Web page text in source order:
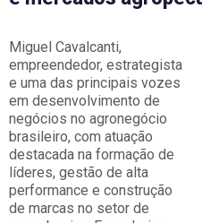
Miguel Cavalcanti,
empreendedor, estrategista
e uma das principais vozes
em desenvolvimento de
negócios no agronegócio
brasileiro, com atuação
destacada na formação de
líderes, gestão de alta
performance e construção
de marcas no setor de